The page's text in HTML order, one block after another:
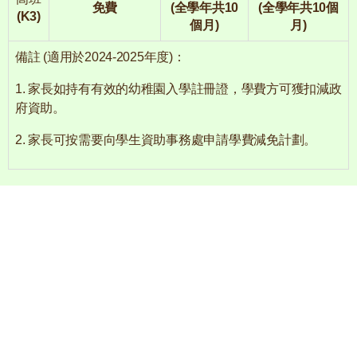
(K3)
免費
(全學年共10
個月)
(全學年共10個
月)
備註 (適用於2024-2025年度)：
1. 家長如持有有效的幼稚園入學註冊證，學費方可獲扣減政
府資助。
2. 家長可按需要向學生資助事務處申請學費減免計劃。